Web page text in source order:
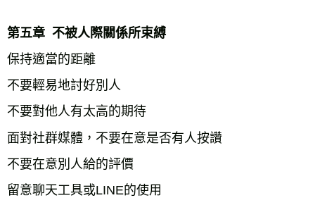
第五章  不被人際關係所束縛
保持適當的距離
不要輕易地討好別人
不要對他人有太高的期待
面對社群媒體，不要在意是否有人按讚
不要在意別人給的評價
留意聊天工具或LINE的使用